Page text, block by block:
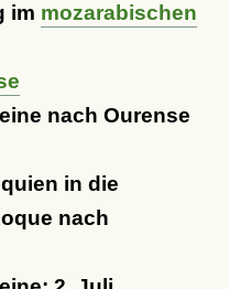
im mozarabischen
nach Ourense
in die
nach